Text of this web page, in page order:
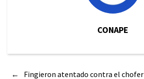
CONAPE
←
Fingieron atentado contra el